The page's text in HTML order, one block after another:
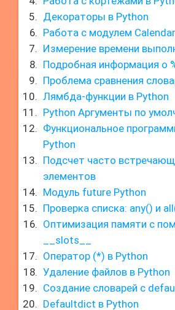
Декораторы в Python
Работа с модулем Calendar
Измерение времени
Подробная информация о
Проблема сравнения
Лямбда-функции в Python
Python Аргументы по
Функциональное
Python
Подсчет часто
элементов
Модуль future Python
Проверка списка: any() и
Оптимизация памяти с
__slots__
Оператор (*) в Python
Удаление файлов в Python
Создание словарей с
Defaultdict в Python